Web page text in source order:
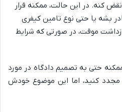
کنه. در این حالت، ممکنه قرار
بشه یا حتی نوع تامین کیفری
موقت، در صورتی که شرایط
حتی به تصمیم دادگاه در مورد
مجدد کنید، اما این موضوع خودش